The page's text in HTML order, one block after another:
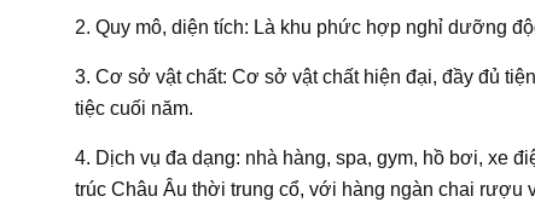
2. Quy mô, diện tích: Là khu phức hợp nghỉ dưỡng
3. Cơ sở vật chất: Cơ sở vật chất hiện đại, đầy đủ
tiệc cuối năm.
4. Dịch vụ đa dạng: nhà hàng, spa, gym, hồ bơi, xe
trúc Châu Âu thời trung cổ, với hàng ngàn chai rượu